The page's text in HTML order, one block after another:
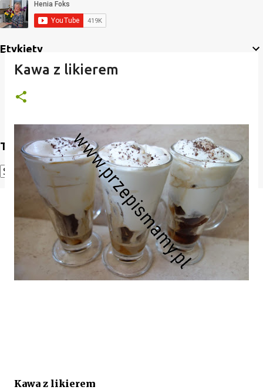
Etykiety
Translate
Powered by Translate
Kawa z likierem
Kawa z likierem